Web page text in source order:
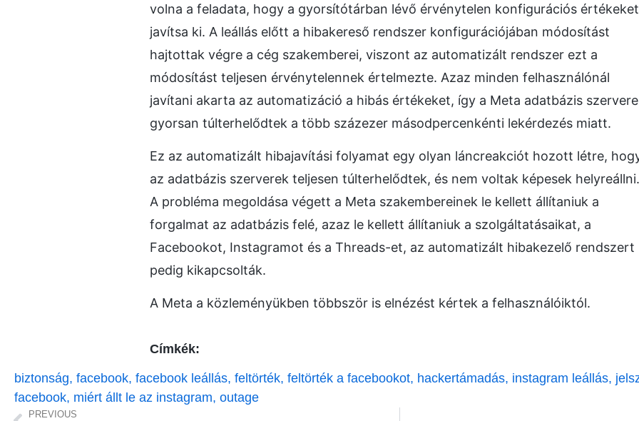
volna a feladata, hogy a gyorsítótárban lévő érvénytelen konfigurációs értékeket
javítsa ki. A leállás előtt a hibakereső rendszer konfigurációjában módosítást
hajtottak végre a cég szakemberei, viszont az automatizált rendszer ezt a
módosítást teljesen érvénytelennek értelmezte. Azaz minden felhasználónál
javítani akarta az automatizáció a hibás értékeket, így a Meta adatbázis
gyorsan túlterhelődtek a több százezer másodpercenkénti lekérdezés miatt.
Ez az automatizált hibajavítási folyamat egy olyan láncreakciót hozott létre,
az adatbázis szerverek teljesen túlterhelődtek, és nem voltak képesek helyreállni.
A probléma megoldása végett a Meta szakembereinek le kellett állítaniuk a
forgalmat az adatbázis felé, azaz le kellett állítaniuk a szolgáltatásaikat, a
Facebookot, Instagramot és a Threads-et, az automatizált hibakezelő rendszert
pedig kikapcsolták.
A Meta a közleményükben többször is elnézést kértek a felhasználóiktól.
Címkék:
biztonság, facebook, facebook leállás, feltörték, feltörték a facebookot, hackertámadás, instagram leállás,
facebook, miért állt le az instagram, outage
PREVIOUS